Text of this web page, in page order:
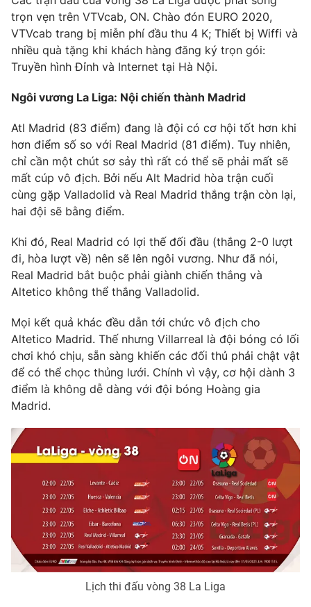
Chuyên mục khác
Emagazine Podcast
Video Shorts video
VTV Money VTV Thể thao
VTV Sức khoẻ Bất động sản
Thị trường 24h Tấm lòng Việt
VTV4 Vươn mình bằng AI
VTV9 VTV8
Liên hệ tòa soạn English
THỜI BÁO VTV
Theo dõi báo trên
Cơ quan chủ quản:Đài Truyền hình Việt Nam
Cơ quan báo chí:Thời báo VTV
Giấy phép hoạt động báo in và báo điện tử số 483/GP-BTTTT
cấp ngày 29/12/2023
trọn vẹn trên VTVcab, ON. Chào đón EURO 2020,
VTVcab trang bị miễn phí đầu thu 4 K; Thiết bị Wiffi và
nhiều quà tặng khi khách hàng đăng ký trọn gói:
Truyền hình Đỉnh và Internet tại Hà Nội.
Ngôi vương La Liga: Nội chiến thành Madrid
Atl Madrid (83 điểm) đang là đội có cơ hội tốt hơn khi
hơn điểm số so với Real Madrid (81 điểm). Tuy nhiên,
chỉ cần một chút sơ sảy thì rất có thể sẽ phải mất sẽ
mất cúp vô địch. Bởi nếu Alt Madrid hòa trận cuối
cùng gặp Valladolid và Real Madrid thắng trận còn lại,
hai đội sẽ bằng điểm.
Khi đó, Real Madrid có lợi thế đối đầu (thắng 2-0 lượt
đi, hòa lượt về) nên sẽ lên ngôi vương. Như đã nói,
Real Madrid bắt buộc phải giành chiến thắng và
Altetico không thể thắng Valladolid.
Mọi kết quả khác đều dẫn tới chức vô địch cho
Altetico Madrid. Thế nhưng Villarreal là đội bóng có lối
chơi khó chịu, sẵn sàng khiến các đối thủ phải chật vật
để có thể chọc thủng lưới. Chính vì vậy, cơ hội dành 3
điểm là không dễ dàng với đội bóng Hoàng gia
Madrid.
Lịch thi đấu vòng 38 La Liga